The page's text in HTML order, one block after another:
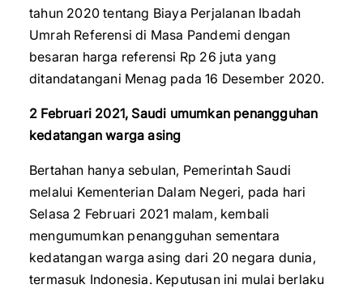
tahun 2020 tentang Biaya Perjalanan Ibadah
Umrah Referensi di Masa Pandemi dengan
besaran harga referensi Rp 26 juta yang
ditandatangani Menag pada 16 Desember 2020.
2 Februari 2021, Saudi umumkan penangguhan
kedatangan warga asing
Bertahan hanya sebulan, Pemerintah Saudi
melalui Kementerian Dalam Negeri, pada hari
Selasa 2 Februari 2021 malam, kembali
mengumumkan penangguhan sementara
kedatangan warga asing dari 20 negara dunia,
termasuk Indonesia. Keputusan ini mulai berlaku